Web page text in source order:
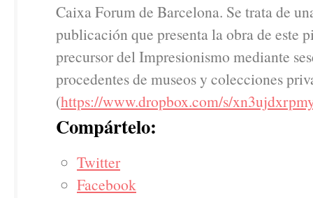
Caixa Forum de Barcelona. Se trata de
publicación que presenta la obra de este
precursor del Impresionismo mediante
procedentes de museos y colecciones
(https://www.dropbox.com/s/
Compártelo:
Twitter
Facebook